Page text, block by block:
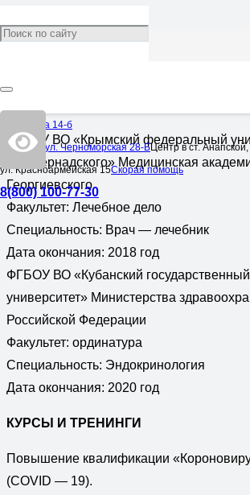
Омелькова 14-б
Центр по ул. Черноморская 28-БЦентр в ст.
ул. Красноармейская 15Скорая помощь
8(800) 100-77-30
Сенчина Лина
ФГАОУ ВО «Крымский федеральный
В.И.Вернадского» Медицинская
Георгиевского
Факультет: Лечебное дело
Специальность: Врач — лечебник
Дата окончания: 2018 год
ФГБОУ ВО «Кубанский
университет» Министерства
Российской Федерации
Факультет: ординатура
Специальность: Эндокринология
Дата окончания: 2020 год
КУРСЫ И ТРЕНИНГИ
Повышение квалификации
(COVID — 19).